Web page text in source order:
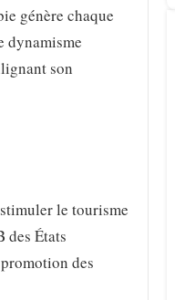
génère chaque
dynamisme
son
le tourisme
États
des